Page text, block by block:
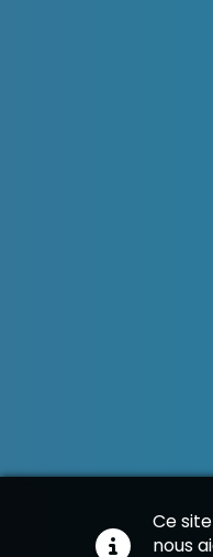
Ce
nous